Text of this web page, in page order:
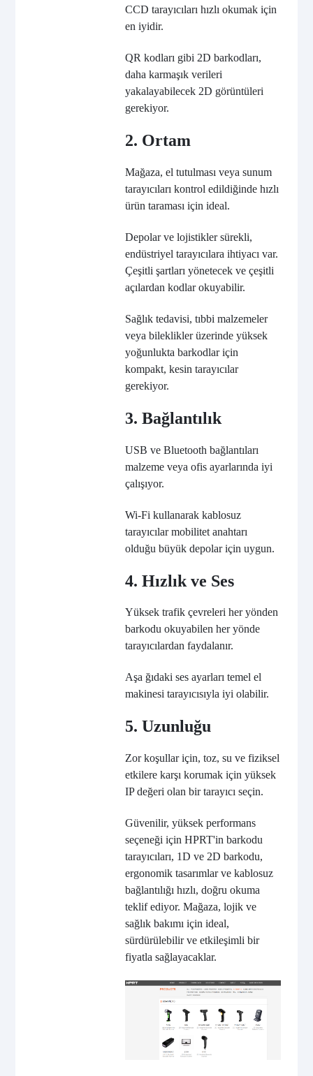
CCD tarayıcıları hızlı okumak için
en iyidir.
QR kodları gibi 2D barkodları,
daha karmaşık verileri
yakalayabilecek 2D görüntüleri
gerekiyor.
2. Ortam
Mağaza, el tutulması veya sunum
tarayıcıları kontrol edildiğinde hızlı
ürün taraması için ideal.
Depolar ve lojistikler sürekli,
endüstriyel tarayıcılara ihtiyacı var.
Çeşitli şartları yönetecek ve çeşitli
açılardan kodlar okuyabilir.
Sağlık tedavisi, tıbbi malzemeler
veya bileklikler üzerinde yüksek
yoğunlukta barkodlar için
kompakt, kesin tarayıcılar
gerekiyor.
3. Bağlantılık
USB ve Bluetooth bağlantıları
malzeme veya ofis ayarlarında iyi
çalışıyor.
Wi-Fi kullanarak kablosuz
tarayıcılar mobilitet anahtarı
olduğu büyük depolar için uygun.
4. Hızlık ve Ses
Yüksek trafik çevreleri her yönden
barkodu okuyabilen her yönde
tarayıcılardan faydalanır.
Aşa ğıdaki ses ayarları temel el
makinesi tarayıcısıyla iyi olabilir.
5. Uzunluğu
Zor koşullar için, toz, su ve fiziksel
etkilere karşı korumak için yüksek
IP değeri olan bir tarayıcı seçin.
Güvenilir, yüksek performans
seçeneği için HPRT'in barkodu
tarayıcıları, 1D ve 2D barkodu,
ergonomik tasarımlar ve kablosuz
bağlantılığı hızlı, doğru okuma
teklif ediyor. Mağaza, lojik ve
sağlık bakımı için ideal,
sürdürülebilir ve etkileşimli bir
fiyatla sağlayacaklar.